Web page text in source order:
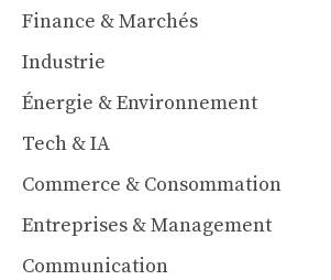
Finance & Marchés
Industrie
Énergie & Environnement
Tech & IA
Commerce & Consommation
Entreprises & Management
Communication